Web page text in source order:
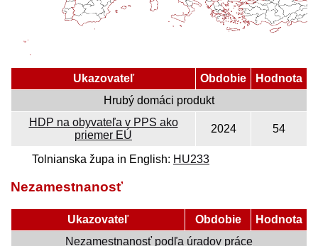
Ukazovateľ Obdobie
Hodnota
Hrubý domáci produkt
HDP na obyvateľa v PPS ako
priemer EÚ
2024 54
Tolnianska župa in English: HU233
Nezamestnanosť
Ukazovateľ Obdobie
Hodnota
Nezamestnanosť podľa úradov práce